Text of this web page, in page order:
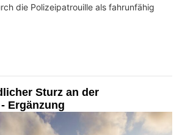
die Polizeipatrouille als fahrunfähig
Sturz an der
Ergänzung